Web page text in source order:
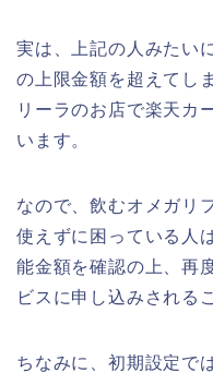
実は、上記の人みたい
の上限金額を超えてし
リーラのお店で楽天カ
います。
なので、飲むオメガリ
使えずに困っている人
能金額を確認の上、再
ビスに申し込みされる
ちなみに、初期設定で